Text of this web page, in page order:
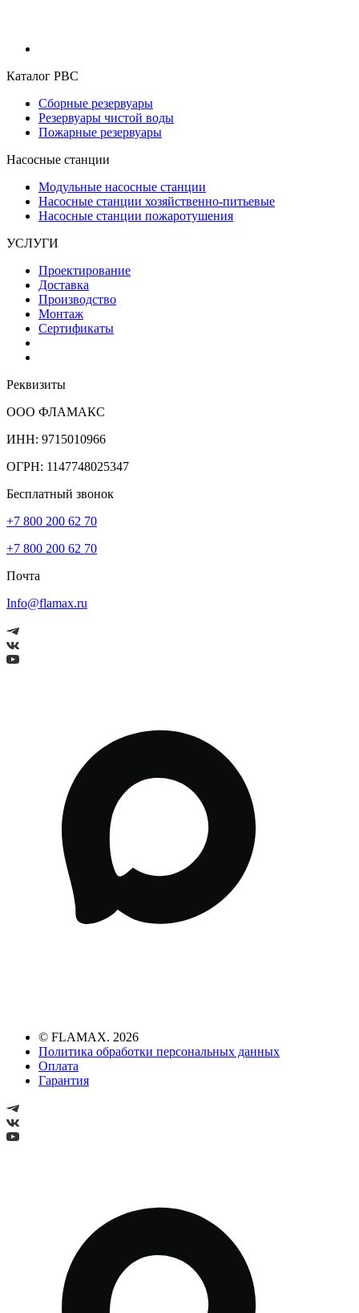
Каталог РВС
Сборные резервуары
Резервуары чистой воды
Пожарные резервуары
Насосные станции
Модульные насосные станции
Насосные станции хозяйственно-питьевые
Насосные станции пожаротушения
УСЛУГИ
Проектирование
Доставка
Производство
Монтаж
Сертификаты
Реквизиты
ООО ФЛАМАКС
ИНН: 9715010966
ОГРН: 1147748025347
Бесплатный звонок
+7 800 200 62 70
+7 800 200 62 70
Почта
Info@flamax.ru
© FLAMAX. 2026
Политика обработки персональных данных
Оплата
Гарантия